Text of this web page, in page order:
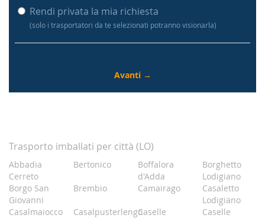
Rendi privata la mia richiesta
(solo i trasportatori da te selezionati potranno visionarla)
Trasporto imballati per città (LO)
Abbadia
Cerreto
Bertonico
Boffalora
d'Adda
Borghetto
Lodigiano
Borgo San
Giovanni
Brembio Camairago
Casaletto
Lodigiano
Casalmaiocco
CasalpusterlengoCaselle Caselle